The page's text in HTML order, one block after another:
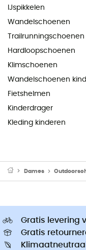
IJspikkelen
Wandelschoenen
Trailrunningschoenen
Hardloopschoenen
Klimschoenen
Wandelschoenen
Fietshelmen
Kinderdrager
Kleding kinderen
Dames
Gratis levering
Gratis
Klimaatneutraal